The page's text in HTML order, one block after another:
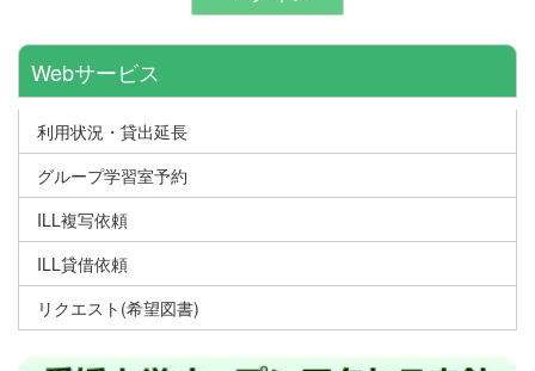
Webサービス
利用状況・貸出延長
グループ学習室予約
ILL複写依頼
ILL貸借依頼
リクエスト(希望図書)